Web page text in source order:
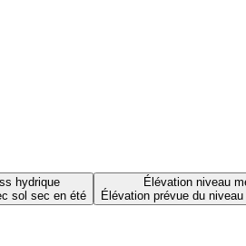
hydrique
sol sec en été
Élévation niveau
Élévation prévue du